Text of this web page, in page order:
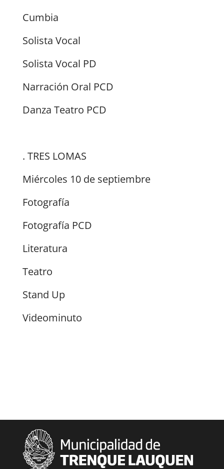
Cumbia
Solista Vocal
Solista Vocal PD
Narración Oral PCD
Danza Teatro PCD
. TRES LOMAS
Miércoles 10 de septiembre
Fotografía
Fotografía PCD
Literatura
Teatro
Stand Up
Videominuto